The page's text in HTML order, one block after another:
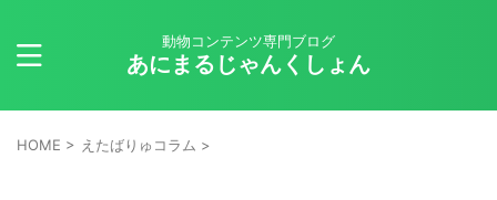
動物コンテンツ専門ブログ
あにまるじゃんくしょん
HOME > えたばりゅコラム >